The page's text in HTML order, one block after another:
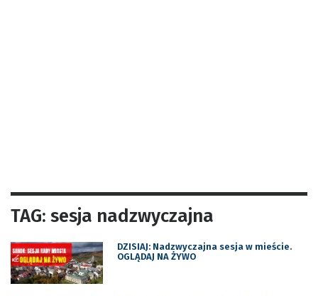
TAG: sesja nadzwyczajna
DZISIAJ: Nadzwyczajna sesja w mieście.
OGLĄDAJ NA ŻYWO